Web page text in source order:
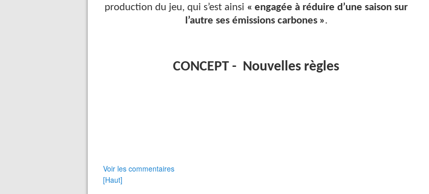
production du jeu, qui s’est ainsi « engagée à réduire d’une saison sur
l’autre ses émissions carbones ».
CONCEPT - Nouvelles règles
Voir les commentaires
[Haut]